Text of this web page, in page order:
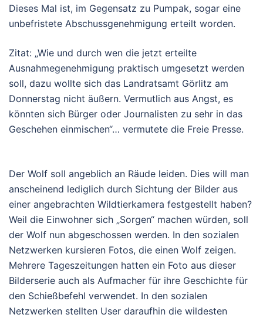
Dieses Mal ist, im Gegensatz zu Pumpak, sogar eine
unbefristete Abschussgenehmigung erteilt worden.
Zitat: „Wie und durch wen die jetzt erteilte
Ausnahmegenehmigung praktisch umgesetzt werden
soll, dazu wollte sich das Landratsamt Görlitz am
Donnerstag nicht äußern. Vermutlich aus Angst, es
könnten sich Bürger oder Journalisten zu sehr in das
Geschehen einmischen“… vermutete die Freie Presse.
Der Wolf soll angeblich an Räude leiden. Dies will man
anscheinend lediglich durch Sichtung der Bilder aus
einer angebrachten Wildtierkamera festgestellt haben?
Weil die Einwohner sich „Sorgen“ machen würden, soll
der Wolf nun abgeschossen werden. In den sozialen
Netzwerken kursieren Fotos, die einen Wolf zeigen.
Mehrere Tageszeitungen hatten ein Foto aus dieser
Bilderserie auch als Aufmacher für ihre Geschichte für
den Schießbefehl verwendet. In den sozialen
Netzwerken stellten User daraufhin die wildesten